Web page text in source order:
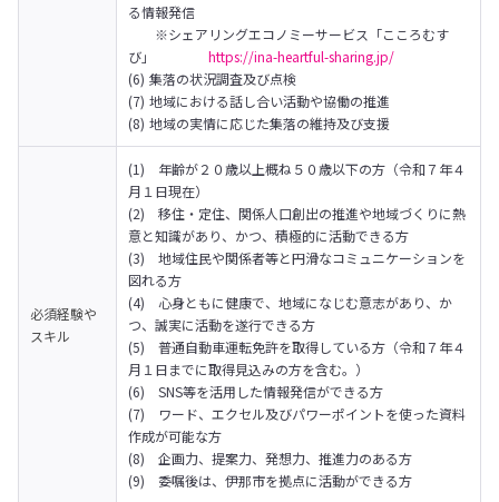
る情報発信
https://ina-heartful-sharing.jp/
(6) 集落の状況調査及び点検
(7) 地域における話し合い活動や協働の推進
(8) 地域の実情に応じた集落の維持及び支援
必須経験や
スキル
(1)　年齢が２０歳以上概ね５０歳以下の方（令和７年４
月１日現在）
(2)　移住・定住、関係人口創出の推進や地域づくりに熱
意と知識があり、かつ、積極的に活動できる方
(3)　地域住民や関係者等と円滑なコミュニケーションを
図れる方
(4)　心身ともに健康で、地域になじむ意志があり、か
つ、誠実に活動を遂行できる方
(5)　普通自動車運転免許を取得している方（令和７年４
月１日までに取得見込みの方を含む。）
(6)　SNS等を活用した情報発信ができる方
(7)　ワード、エクセル及びパワーポイントを使った資料
作成が可能な方
(8)　企画力、提案力、発想力、推進力のある方
(9)　委嘱後は、伊那市を拠点に活動ができる方